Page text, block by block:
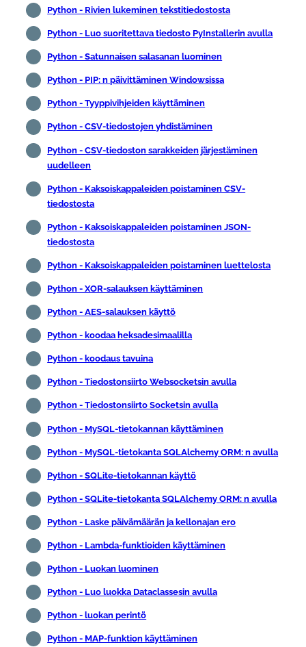
Python - Rivien lukeminen tekstitiedostosta
Python - Luo suoritettava tiedosto PyInstallerin avulla
Python - Satunnaisen salasanan luominen
Python - PIP: n päivittäminen Windowsissa
Python - Tyyppivihjeiden käyttäminen
Python - CSV-tiedostojen yhdistäminen
Python - CSV-tiedoston sarakkeiden järjestäminen
uudelleen
Python - Kaksoiskappaleiden poistaminen CSV-
tiedostosta
Python - Kaksoiskappaleiden poistaminen JSON-
tiedostosta
Python - Kaksoiskappaleiden poistaminen luettelosta
Python - XOR-salauksen käyttäminen
Python - AES-salauksen käyttö
Python - koodaa heksadesimaalilla
Python - koodaus tavuina
Python - Tiedostonsiirto Websocketsin avulla
Python - Tiedostonsiirto Socketsin avulla
Python - MySQL-tietokannan käyttäminen
Python - MySQL-tietokanta SQLAlchemy ORM: n avulla
Python - SQLite-tietokannan käyttö
Python - SQLite-tietokanta SQLAlchemy ORM: n avulla
Python - Laske päivämäärän ja kellonajan ero
Python - Lambda-funktioiden käyttäminen
Python - Luokan luominen
Python - Luo luokka Dataclassesin avulla
Python - luokan perintö
Python - MAP-funktion käyttäminen